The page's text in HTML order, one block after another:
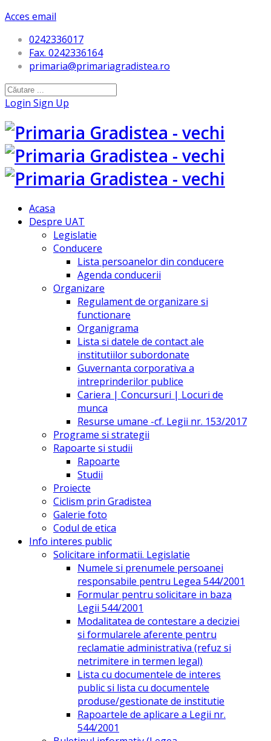
Acces email
0242336017
Fax. 0242336164
primaria@primariagradistea.ro
Login Sign Up
Acasa
Despre UAT
Legislatie
Conducere
Lista persoanelor din conducere
Agenda conducerii
Organizare
Regulament de organizare si
functionare
Organigrama
Lista si datele de contact ale
institutiilor subordonate
Guvernanta corporativa a
intreprinderilor publice
Cariera | Concursuri | Locuri de
munca
Resurse umane -cf. Legii nr. 153/2017
Programe si strategii
Rapoarte si studii
Rapoarte
Studii
Proiecte
Ciclism prin Gradistea
Galerie foto
Codul de etica
Info interes public
Solicitare informatii. Legislatie
Numele si prenumele persoanei
responsabile pentru Legea 544/2001
Formular pentru solicitare in baza
Legii 544/2001
Modalitatea de contestare a deciziei
si formularele aferente pentru
reclamatie administrativa (refuz si
netrimitere in termen legal)
Lista cu documentele de interes
public si lista cu documentele
produse/gestionate de institutie
Rapoartele de aplicare a Legii nr.
544/2001